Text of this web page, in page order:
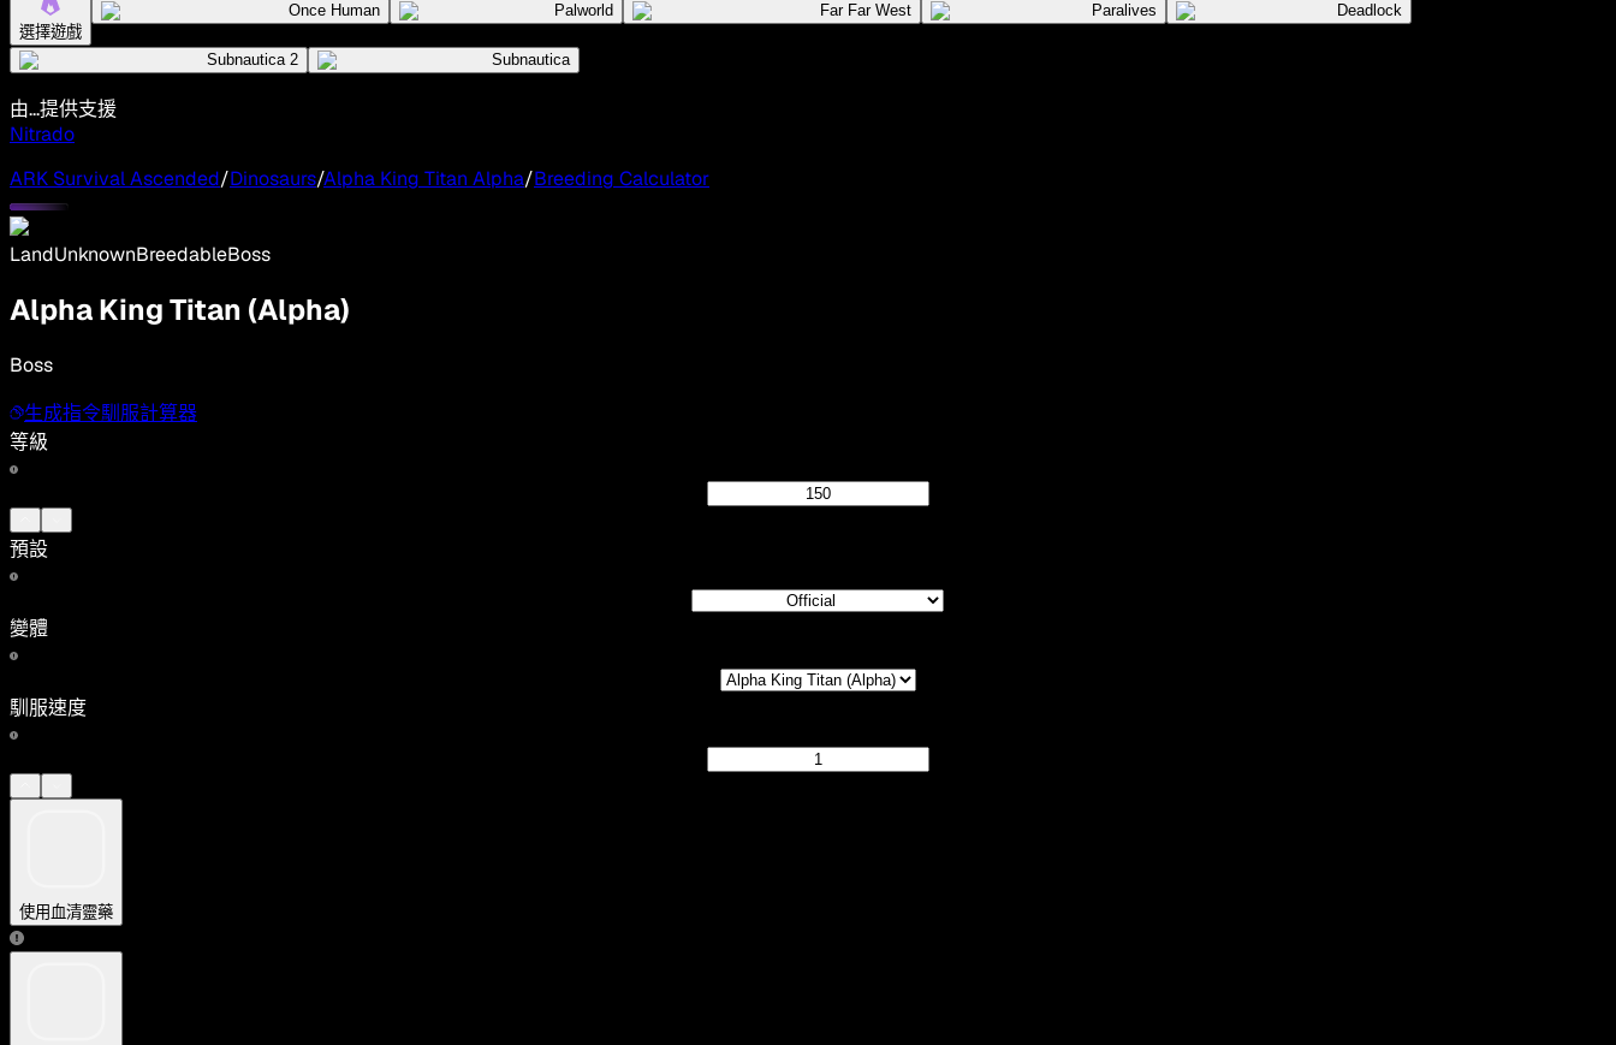
選擇遊戲
Once Human Palworld Far Far West Paralives Deadlock
Subnautica 2 Subnautica
由...提供支援
Nitrado
ARK Survival Ascended/Dinosaurs/Alpha King Titan Alpha/Breeding Calculator
LandUnknownBreedableBoss
Alpha King Titan (Alpha)
Boss
生成指令馴服計算器
等級
預設
變體
馴服速度
使用血清靈藥